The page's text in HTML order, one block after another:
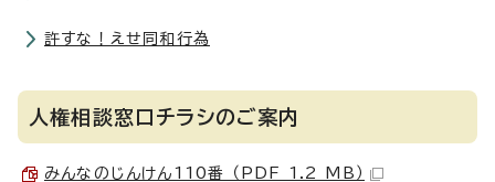
許すな！えせ同和行為
人権相談窓口チラシのご案内
みんなのじんけん110番 （PDF 1.2 MB）